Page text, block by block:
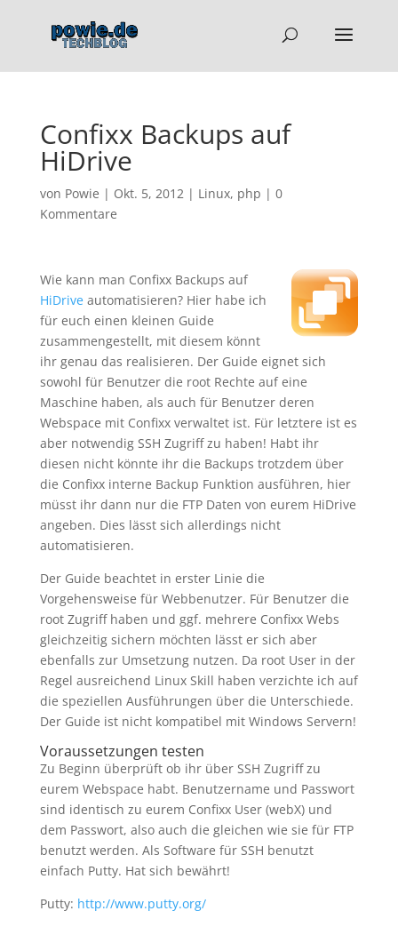
Confixx Backups auf
HiDrive
von Powie | Okt. 5, 2012| Linux, php | 0
Kommentare
Wie kann man Confixx Backups auf
HiDriveautomatisieren? Hier habe ich
für euch einen kleinen Guide
zusammengestellt, mit diesem könnt
ihr genau das realisieren. Der Guide eignet sich
sowohl für Benutzer die root Rechte auf eine
Maschine haben, als auch für Benutzer deren
Webspace mit Confixx verwaltet ist. Für letztere ist es
aber notwendig SSH Zugriff zu haben! Habt ihr
diesen nicht könnte ihr die Backups trotzdem über
die Confixx interne Backup Funktion ausführen, hier
müsst ihr dann nur die FTP Daten von eurem HiDrive
angeben. Dies lässt sich allerdings nicht
automatisieren.
Der Guide beachtet in erster Linie die
Vorgehensweise für Webbenutzer. Für Benutzer die
root Zugriff haben und ggf. mehrere Confixx Webs
gleichzeitig sichern möchten lässt er sich aber
ebenfalls zur Umsetzung nutzen. Da root User in der
Regel ausreichend Linux Skill haben verzichte ich auf
die speziellen Ausführungen über die Unterschiede.
Der Guide ist nicht kompatibel mit Windows Servern!
Voraussetzungen testen
Zu Beginn überprüft ob ihr über SSH Zugriff zu
eurem Webspace habt. Benutzername und Passwort
sind identisch zu eurem Confixx User (webX) und
dem Passwort, also auch die gleichen wie sie für FTP
benutzt werden. Als Software für SSH benutzt
einfach Putty. Hat sich bewährt!
Putty: http://www.putty.org/